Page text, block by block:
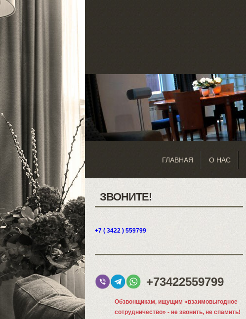
ГЛАВНАЯ О НАС
ЗВОНИТЕ!
+7 ( 3422 ) 559799
+73422559799
Обзвонщикам, ищущим «взаимовыгодное
сотрудничество» - не звонить, не спамить!